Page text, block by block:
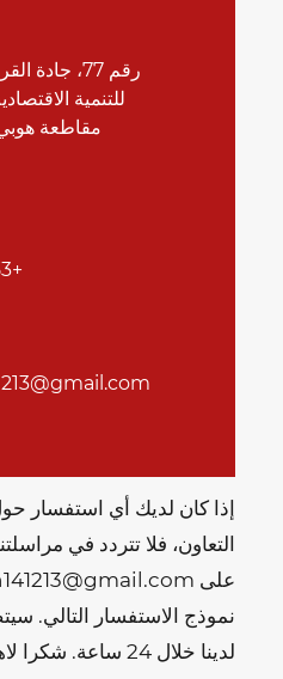
رقم 77،
للتنمية
مقاطعة
+86-18271474353
إذا كان لديك أي استفسار
التعاون، فلا تتردد في
نموذج الاستفسار التالي.
لدينا خلال 24 ساعة. شكرا لاهتمامك بمنتجاتنا.